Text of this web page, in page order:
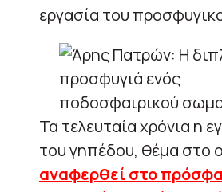
εργασία του
Τα τελευταία χρόνια η
του γηπέδου, θέμα στο
αναφερθεί στο